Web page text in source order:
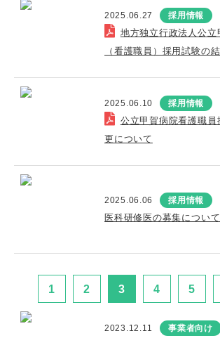
2025.06.27 採用情報
地方独立行政法人公立
（看護職員）採用試験の
2025.06.10 採用情報
公立甲賀病院看護職員
更について
2025.06.06 採用情報
医科研修医の募集について
1 2 3 4 5
2023.12.11 事業者向け